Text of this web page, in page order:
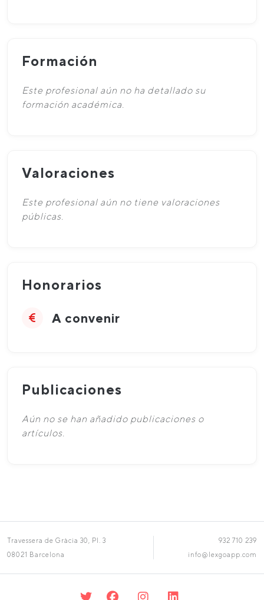
Formación
Este profesional aún no ha detallado su
formación académica.
Valoraciones
Este profesional aún no tiene valoraciones
públicas.
Honorarios
A convenir
Publicaciones
Aún no se han añadido publicaciones o
artículos.
Travessera de Gràcia 30, Pl. 3
08021 Barcelona
932 710 239
info@lexgoapp.com